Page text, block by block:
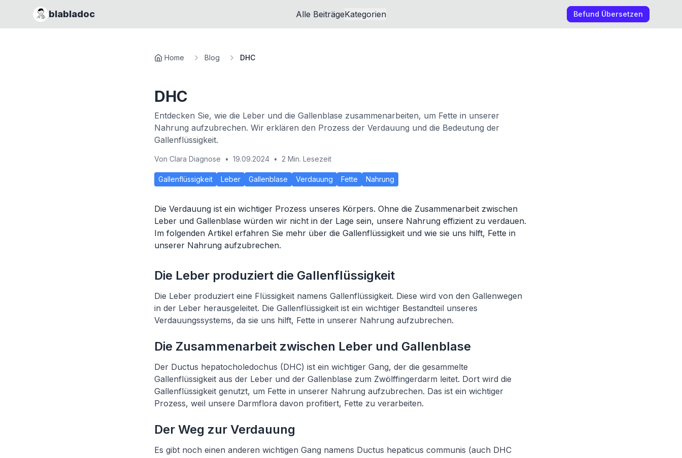
blabladoc Alle BeiträgeKategorien Befund Übersetzen
Home Blog DHC
DHC
Entdecken Sie, wie die Leber und die Gallenblase zusammenarbeiten, um Fette in unserer
Nahrung aufzubrechen. Wir erklären den Prozess der Verdauung und die Bedeutung der
Gallenflüssigkeit.
Von Clara Diagnose • 19.09.2024 • 2 Min. Lesezeit
Gallenflüssigkeit Leber Gallenblase Verdauung Fette Nahrung
Die Verdauung ist ein wichtiger Prozess unseres Körpers. Ohne die Zusammenarbeit zwischen
Leber und Gallenblase würden wir nicht in der Lage sein, unsere Nahrung effizient zu verdauen.
Im folgenden Artikel erfahren Sie mehr über die Gallenflüssigkeit und wie sie uns hilft, Fette in
unserer Nahrung aufzubrechen.
Die Leber produziert die Gallenflüssigkeit
Die Leber produziert eine Flüssigkeit namens Gallenflüssigkeit. Diese wird von den Gallenwegen
in der Leber herausgeleitet. Die Gallenflüssigkeit ist ein wichtiger Bestandteil unseres
Verdauungssystems, da sie uns hilft, Fette in unserer Nahrung aufzubrechen.
Die Zusammenarbeit zwischen Leber und Gallenblase
Der Ductus hepatocholedochus (DHC) ist ein wichtiger Gang, der die gesammelte
Gallenflüssigkeit aus der Leber und der Gallenblase zum Zwölffingerdarm leitet. Dort wird die
Gallenflüssigkeit genutzt, um Fette in unserer Nahrung aufzubrechen. Das ist ein wichtiger
Prozess, weil unsere Darmflora davon profitiert, Fette zu verarbeiten.
Der Weg zur Verdauung
Es gibt noch einen anderen wichtigen Gang namens Ductus hepaticus communis (auch DHC